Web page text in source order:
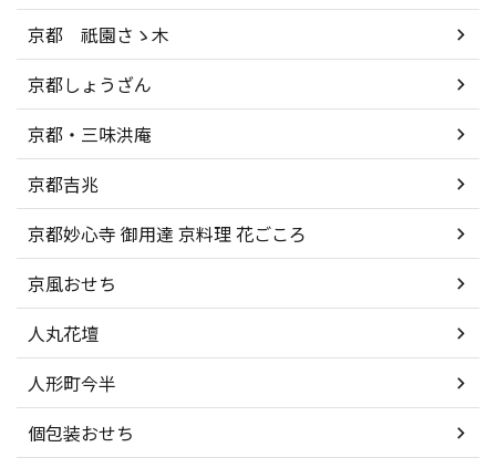
京都 祇園さゝ木
京都しょうざん
京都・三味洪庵
京都吉兆
京都妙心寺 御用達 京料理 花ごころ
京風おせち
人丸花壇
人形町今半
個包装おせち